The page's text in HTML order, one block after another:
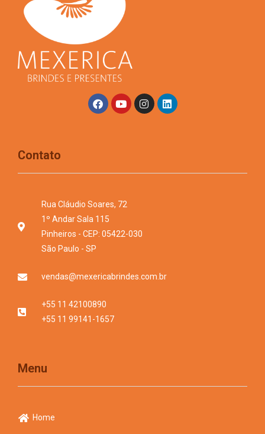
Contato
Rua Cláudio Soares, 72
1º Andar Sala 115
Pinheiros - CEP: 05422-030
São Paulo - SP
vendas@mexericabrindes.com.br
+55 11 42100890
+55 11 99141-1657
Menu
Home